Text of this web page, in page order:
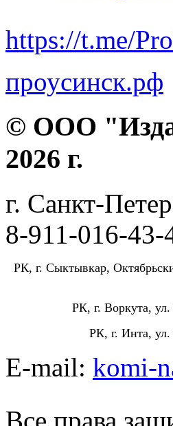
https://t.me/
проусинск.рф
© ООО
2026 г.
г. Санкт-
8-911-016-43-
РК, г. Сыктывкар,
РК, г. Воркута,
РК, г. Инта,
E-mail: komi-
Все права